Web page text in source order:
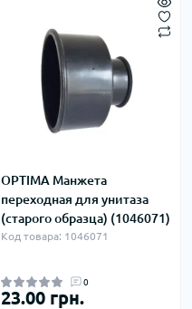
OPTIMA Манжета
переходная для унитаза
(старого образца) (1046071)
Код товара: 1046071
0
23.00 грн.